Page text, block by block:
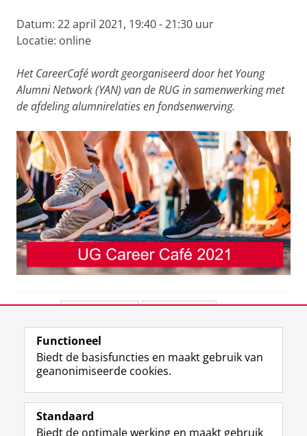
Datum: 22 april 2021, 19:40 - 21:30 uur
Locatie: online
Het CareerCafé wordt georganiseerd door het Young
Alumni Network (YAN) van de RUG in samenwerking met
de afdeling alumnirelaties en fondsenwerving.
View this page in:English
Volg de RUG
F
a
L
i
R
S
I
n
Y
o
Functioneel
Biedt de basisfuncties en maakt gebruik van
geanonimiseerde cookies.
Standaard
Biedt de optimale werking en maakt gebruik